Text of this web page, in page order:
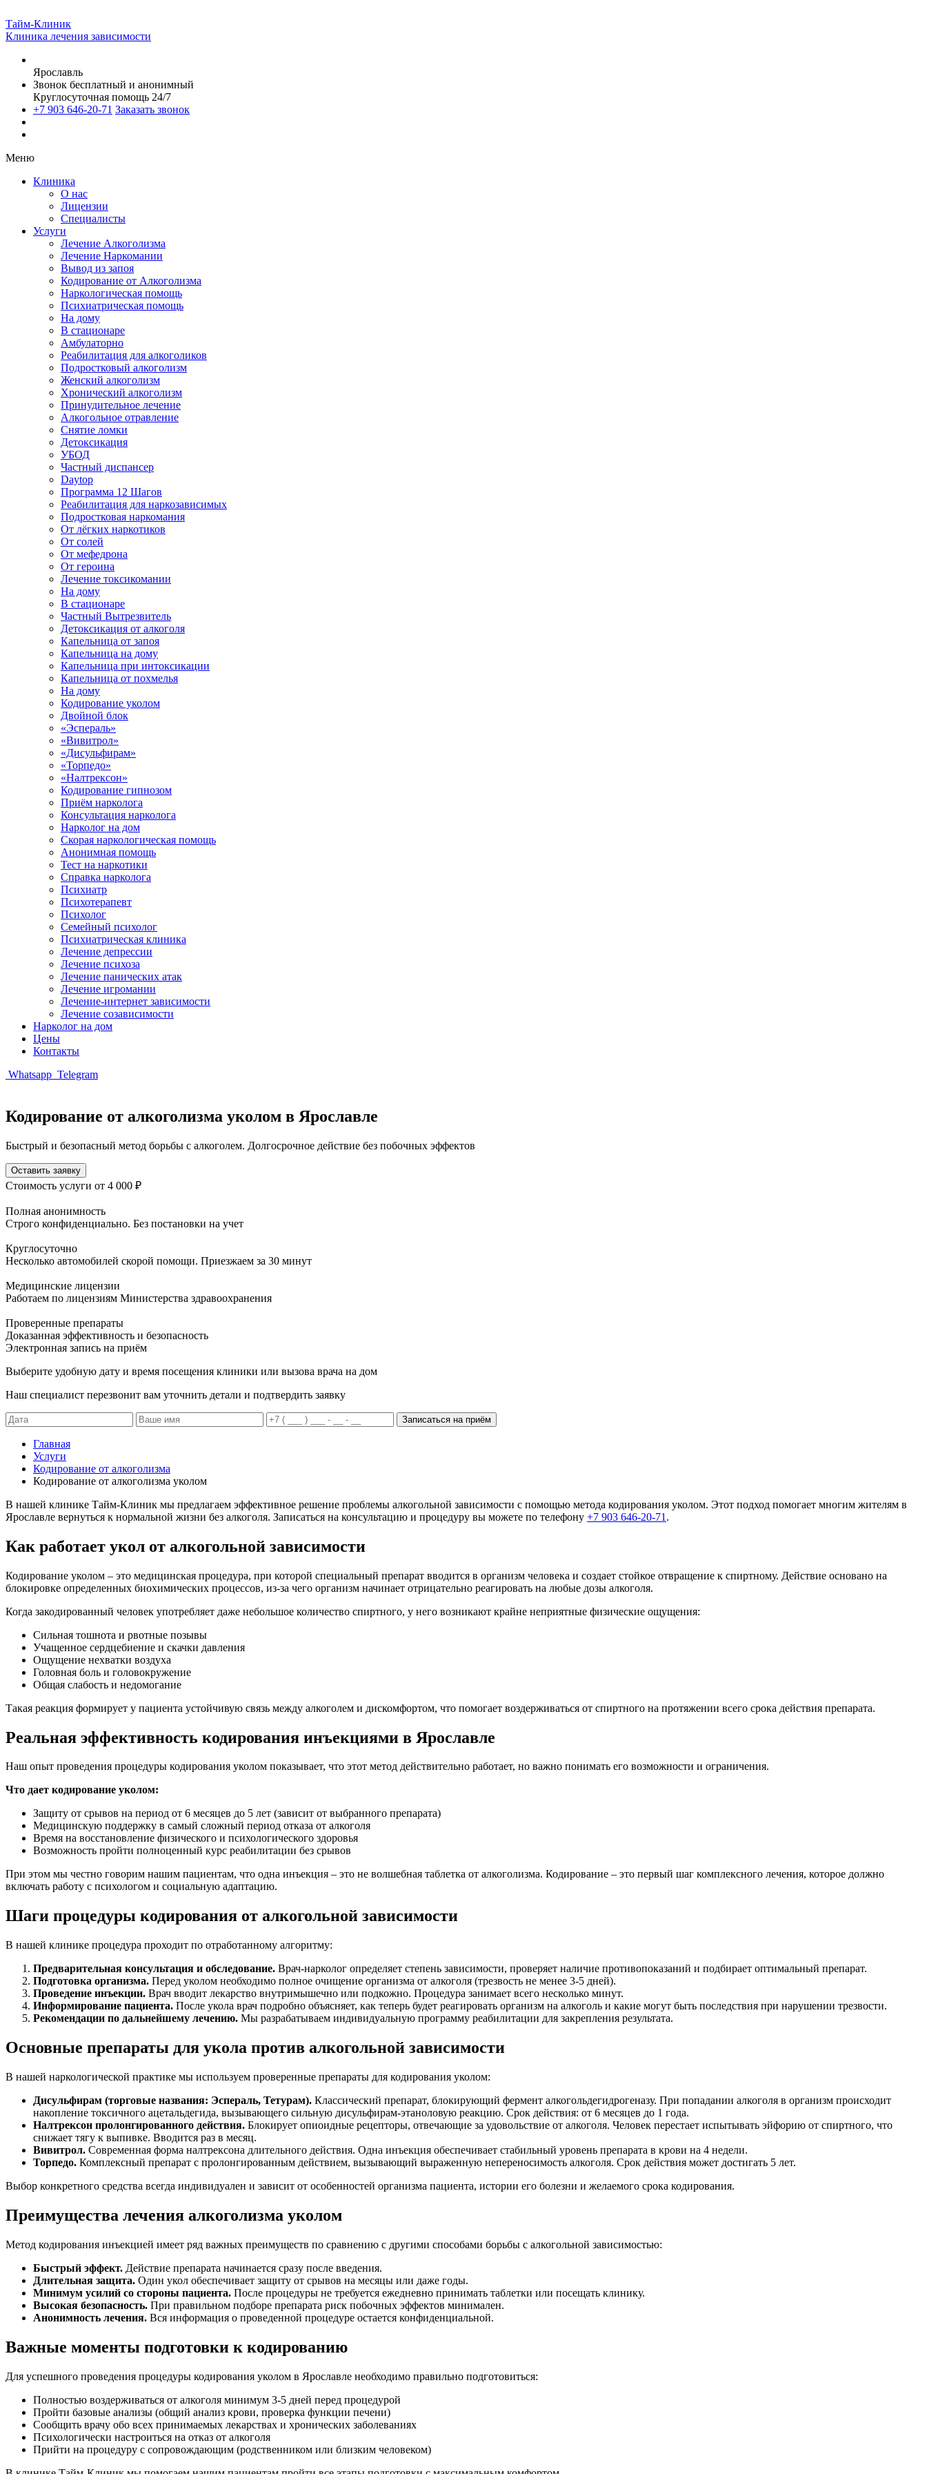
Тайм-Клиник
Клиника лечения зависимости
Ярославль
Звонок бесплатный и анонимный
Круглосуточная помощь 24/7
+7 903 646-20-71 Заказать звонок
Меню
Клиника
О нас
Лицензии
Специалисты
Услуги
Лечение Алкоголизма
Лечение Наркомании
Вывод из запоя
Кодирование от Алкоголизма
Наркологическая помощь
Психиатрическая помощь
На дому
В стационаре
Амбулаторно
Реабилитация для алкоголиков
Подростковый алкоголизм
Женский алкоголизм
Хронический алкоголизм
Принудительное лечение
Алкогольное отравление
Снятие ломки
Детоксикация
УБОД
Частный диспансер
Daytop
Программа 12 Шагов
Реабилитация для наркозависимых
Подростковая наркомания
От лёгких наркотиков
От солей
От мефедрона
От героина
Лечение токсикомании
На дому
В стационаре
Частный Вытрезвитель
Детоксикация от алкоголя
Капельница от запоя
Капельница на дому
Капельница при интоксикации
Капельница от похмелья
На дому
Кодирование уколом
Двойной блок
«Эспераль»
«Вивитрол»
«Дисульфирам»
«Торпедо»
«Налтрексон»
Кодирование гипнозом
Приём нарколога
Консультация нарколога
Нарколог на дом
Скорая наркологическая помощь
Анонимная помощь
Тест на наркотики
Справка нарколога
Психиатр
Психотерапевт
Психолог
Семейный психолог
Психиатрическая клиника
Лечение депрессии
Лечение психоза
Лечение панических атак
Лечение игромании
Лечение-интернет зависимости
Лечение созависимости
Нарколог на дом
Цены
Контакты
Whatsapp Telegram
Кодирование от алкоголизма уколом в Ярославле
Быстрый и безопасный метод борьбы с алкоголем. Долгосрочное действие без побочных эффектов
Оставить заявку
Стоимость услуги от 4 000 ₽
Полная анонимность
Строго конфиденциально. Без постановки на учет
Круглосуточно
Несколько автомобилей скорой помощи. Приезжаем за 30 минут
Медицинские лицензии
Работаем по лицензиям Министерства здравоохранения
Проверенные препараты
Доказанная эффективность и безопасность
Электронная запись на приём
Выберите удобную дату и время посещения клиники или вызова врача на дом
Наш специалист перезвонит вам уточнить детали и подтвердить заявку
Записаться на приём
Главная
Услуги
Кодирование от алкоголизма
Кодирование от алкоголизма уколом
В нашей клинике Тайм-Клиник мы предлагаем эффективное решение проблемы алкогольной зависимости с помощью метода кодирования уколом. Этот подход помогает многим жителям в
Ярославле вернуться к нормальной жизни без алкоголя. Записаться на консультацию и процедуру вы можете по телефону +7 903 646-20-71 .
Как работает укол от алкогольной зависимости
Кодирование уколом – это медицинская процедура, при которой специальный препарат вводится в организм человека и создает стойкое отвращение к спиртному. Действие основано на
блокировке определенных биохимических процессов, из-за чего организм начинает отрицательно реагировать на любые дозы алкоголя.
Когда закодированный человек употребляет даже небольшое количество спиртного, у него возникают крайне неприятные физические ощущения:
Сильная тошнота и рвотные позывы
Учащенное сердцебиение и скачки давления
Ощущение нехватки воздуха
Головная боль и головокружение
Общая слабость и недомогание
Такая реакция формирует у пациента устойчивую связь между алкоголем и дискомфортом, что помогает воздерживаться от спиртного на протяжении всего срока действия препарата.
Реальная эффективность кодирования инъекциями в Ярославле
Наш опыт проведения процедуры кодирования уколом показывает, что этот метод действительно работает, но важно понимать его возможности и ограничения.
Что дает кодирование уколом:
Защиту от срывов на период от 6 месяцев до 5 лет (зависит от выбранного препарата)
Медицинскую поддержку в самый сложный период отказа от алкоголя
Время на восстановление физического и психологического здоровья
Возможность пройти полноценный курс реабилитации без срывов
При этом мы честно говорим нашим пациентам, что одна инъекция – это не волшебная таблетка от алкоголизма. Кодирование – это первый шаг комплексного лечения, которое должно
включать работу с психологом и социальную адаптацию.
Шаги процедуры кодирования от алкогольной зависимости
В нашей клинике процедура проходит по отработанному алгоритму:
Предварительная консультация и обследование. Врач-нарколог определяет степень зависимости, проверяет наличие противопоказаний и подбирает оптимальный препарат.
Подготовка организма. Перед уколом необходимо полное очищение организма от алкоголя (трезвость не менее 3-5 дней).
Проведение инъекции. Врач вводит лекарство внутримышечно или подкожно. Процедура занимает всего несколько минут.
Информирование пациента. После укола врач подробно объясняет, как теперь будет реагировать организм на алкоголь и какие могут быть последствия при нарушении трезвости.
Рекомендации по дальнейшему лечению. Мы разрабатываем индивидуальную программу реабилитации для закрепления результата.
Основные препараты для укола против алкогольной зависимости
В нашей наркологической практике мы используем проверенные препараты для кодирования уколом:
Дисульфирам (торговые названия: Эспераль, Тетурам). Классический препарат, блокирующий фермент алкогольдегидрогеназу. При попадании алкоголя в организм происходит
накопление токсичного ацетальдегида, вызывающего сильную дисульфирам-этаноловую реакцию. Срок действия: от 6 месяцев до 1 года.
Налтрексон пролонгированного действия. Блокирует опиоидные рецепторы, отвечающие за удовольствие от алкоголя. Человек перестает испытывать эйфорию от спиртного, что
снижает тягу к выпивке. Вводится раз в месяц.
Вивитрол. Современная форма налтрексона длительного действия. Одна инъекция обеспечивает стабильный уровень препарата в крови на 4 недели.
Торпедо. Комплексный препарат с пролонгированным действием, вызывающий выраженную непереносимость алкоголя. Срок действия может достигать 5 лет.
Выбор конкретного средства всегда индивидуален и зависит от особенностей организма пациента, истории его болезни и желаемого срока кодирования.
Преимущества лечения алкоголизма уколом
Метод кодирования инъекцией имеет ряд важных преимуществ по сравнению с другими способами борьбы с алкогольной зависимостью:
Быстрый эффект. Действие препарата начинается сразу после введения.
Длительная защита. Один укол обеспечивает защиту от срывов на месяцы или даже годы.
Минимум усилий со стороны пациента. После процедуры не требуется ежедневно принимать таблетки или посещать клинику.
Высокая безопасность. При правильном подборе препарата риск побочных эффектов минимален.
Анонимность лечения. Вся информация о проведенной процедуре остается конфиденциальной.
Важные моменты подготовки к кодированию
Для успешного проведения процедуры кодирования уколом в Ярославле необходимо правильно подготовиться:
Полностью воздерживаться от алкоголя минимум 3-5 дней перед процедурой
Пройти базовые анализы (общий анализ крови, проверка функции печени)
Сообщить врачу обо всех принимаемых лекарствах и хронических заболеваниях
Психологически настроиться на отказ от алкоголя
Прийти на процедуру с сопровождающим (родственником или близким человеком)